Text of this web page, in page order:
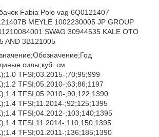
Fabia Polo vag 6Q0121407
MEYLE 1002230005 JP GROUP
SWAG 30944535 KALE OTO
AND 3B121005
силы;куб. см
TFSI;03.2015-;70;95;999
TFSI;05.2010-;63;86;1197
TFSI;05.2010-;90;122;1390
TFSI;11.2014-;92;125;1395
TFSI;04.2012-;103;140;1395
TFSI;11.2014-;110;150;1395
TFSI;01.2011-;136;185;1390